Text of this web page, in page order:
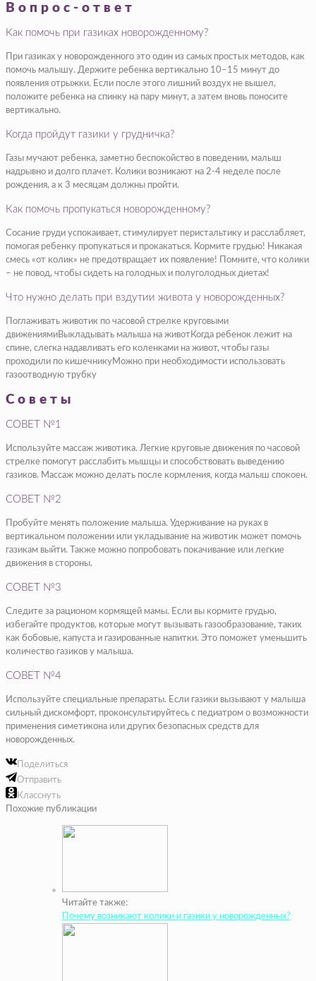
Вопрос-ответ
Как помочь при газиках новорожденному?
При газиках у новорожденного это один из самых простых методов, как
помочь малышу. Держите ребенка вертикально 10–15 минут до
появления отрыжки. Если после этого лишний воздух не вышел,
положите ребенка на спинку на пару минут, а затем вновь поносите
вертикально.
Когда пройдут газики у грудничка?
Газы мучают ребенка, заметно беспокойство в поведении, малыш
надрывно и долго плачет. Колики возникают на 2-4 неделе после
рождения, а к 3 месяцам должны пройти.
Как помочь пропукаться новорожденному?
Сосание груди успокаивает, стимулирует перистальтику и расслабляет,
помогая ребенку пропукаться и прокакаться. Кормите грудью! Никакая
смесь «от колик» не предотвращает их появление! Помните, что колики
– не повод, чтобы сидеть на голодных и полуголодных диетах!
Что нужно делать при вздутии живота у новорожденных?
Поглаживать животик по часовой стрелке круговыми
движениямиВыкладывать малыша на животКогда ребенок лежит на
спине, слегка надавливать его коленками на живот, чтобы газы
проходили по кишечникуМожно при необходимости использовать
газоотводную трубку
Советы
СОВЕТ №1
Используйте массаж животика. Легкие круговые движения по часовой
стрелке помогут расслабить мышцы и способствовать выведению
газиков. Массаж можно делать после кормления, когда малыш спокоен.
СОВЕТ №2
Пробуйте менять положение малыша. Удерживание на руках в
вертикальном положении или укладывание на животик может помочь
газикам выйти. Также можно попробовать покачивание или легкие
движения в стороны.
СОВЕТ №3
Следите за рационом кормящей мамы. Если вы кормите грудью,
избегайте продуктов, которые могут вызывать газообразование, таких
как бобовые, капуста и газированные напитки. Это поможет уменьшить
количество газиков у малыша.
СОВЕТ №4
Используйте специальные препараты. Если газики вызывают у малыша
сильный дискомфорт, проконсультируйтесь с педиатром о возможности
применения симетикона или других безопасных средств для
новорожденных.
Поделиться
Отправить
Класснуть
Похожие публикации
Читайте также:
Почему возникают колики и газики у новорожденных?